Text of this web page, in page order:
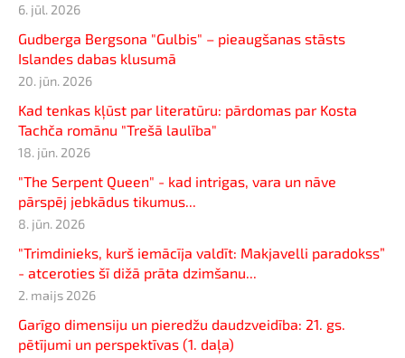
6. jūl. 2026
Gudberga Bergsona "Gulbis" – pieaugšanas stāsts
Islandes dabas klusumā
20. jūn. 2026
Kad tenkas kļūst par literatūru: pārdomas par Kosta
Tachča romānu "Trešā laulība"
18. jūn. 2026
"The Serpent Queen" - kad intrigas, vara un nāve
pārspēj jebkādus tikumus...
8. jūn. 2026
"Trimdinieks, kurš iemācīja valdīt: Makjavelli paradokss”
- atceroties šī dižā prāta dzimšanu...
2. maijs 2026
Garīgo dimensiju un pieredžu daudzveidība: 21. gs.
pētījumi un perspektīvas (1. daļa)